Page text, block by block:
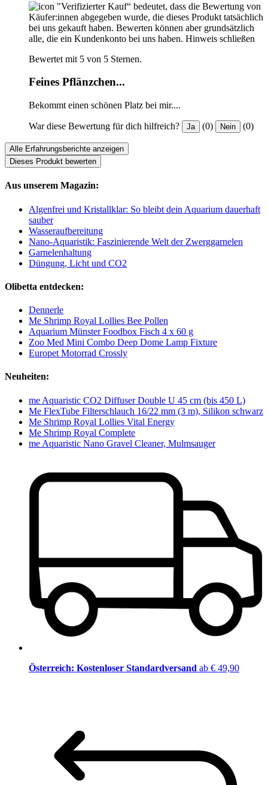
"Verifizierter Kauf“ bedeutet, dass die Bewertung von
Käufer:innen abgegeben wurde, die dieses Produkt tatsächlich
bei uns gekauft haben. Bewerten können aber grundsätzlich
alle, die ein Kundenkonto bei uns haben. Hinweis schließen
Bewertet mit 5 von 5 Sternen.
Feines Pflänzchen...
Bekommt einen schönen Platz bei mir....
War diese Bewertung für dich hilfreich? Ja (0) Nein (0)
Alle Erfahrungsberichte anzeigen
Dieses Produkt bewerten
Aus unserem Magazin:
Algenfrei und Kristallklar: So bleibt dein Aquarium dauerhaft
sauber
Wasseraufbereitung
Nano-Aquaristik: Faszinierende Welt der Zwerggarnelen
Garnelenhaltung
Düngung, Licht und CO2
Olibetta entdecken:
Dennerle
Me Shrimp Royal Lollies Bee Pollen
Aquarium Münster Foodbox Fisch 4 x 60 g
Zoo Med Mini Combo Deep Dome Lamp Fixture
Europet Motorrad Crossly
Neuheiten:
me Aquaristic CO2 Diffuser Double U 45 cm (bis 450 L)
Me FlexTube Filterschlauch 16/22 mm (3 m), Silikon schwarz
Me Shrimp Royal Lollies Vital Energy
Me Shrimp Royal Complete
me Aquaristic Nano Gravel Cleaner, Mulmsauger
Österreich: Kostenloser Standardversand ab € 49,90